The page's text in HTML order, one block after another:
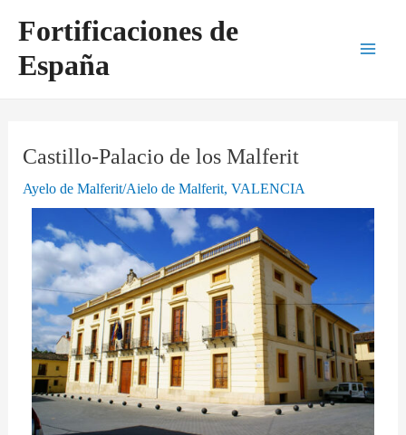
contenido
Fortificaciones de
España
Castillo-Palacio de los Malferit
Ayelo de Malferit/Aielo de Malferit,VALENCIA
de
entradas